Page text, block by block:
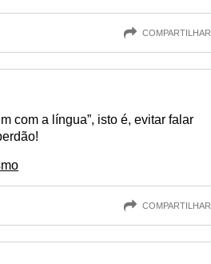
COMPARTILHAR
com a língua”, isto é, evitar falar
COMPARTILHAR